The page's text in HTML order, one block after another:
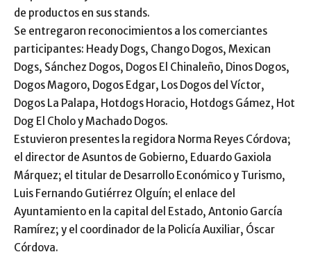
de productos en sus stands.
Se entregaron reconocimientos a los comerciantes
participantes: Heady Dogs, Chango Dogos, Mexican
Dogs, Sánchez Dogos, Dogos El Chinaleño, Dinos Dogos,
Dogos Magoro, Dogos Edgar, Los Dogos del Víctor,
Dogos La Palapa, Hotdogs Horacio, Hotdogs Gámez, Hot
Dog El Cholo y Machado Dogos.
Estuvieron presentes la regidora Norma Reyes Córdova;
el director de Asuntos de Gobierno, Eduardo Gaxiola
Márquez; el titular de Desarrollo Económico y Turismo,
Luis Fernando Gutiérrez Olguín; el enlace del
Ayuntamiento en la capital del Estado, Antonio García
Ramírez; y el coordinador de la Policía Auxiliar, Óscar
Córdova.